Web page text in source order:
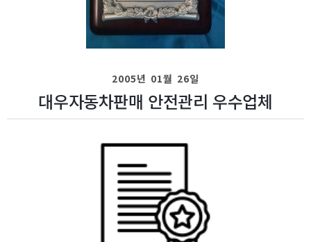
2005년 01월 26일
대우자동차판매 안전관리 우수업체